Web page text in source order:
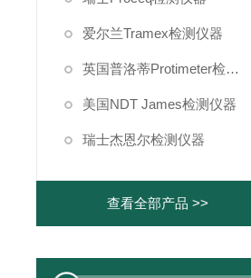
爱尔兰Tramex检测仪器
英国普洛蒂Protimeter检测仪器
美国NDT James检测仪器
瑞士杰恩尔检测仪器
查看全部产品 >>